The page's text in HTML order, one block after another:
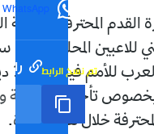
WhatsApp
تم نسخ الرابط
المحترفة القائمة
للاعبين المحليين،
تأجيل المنافسة
خلال هذه الفترة.